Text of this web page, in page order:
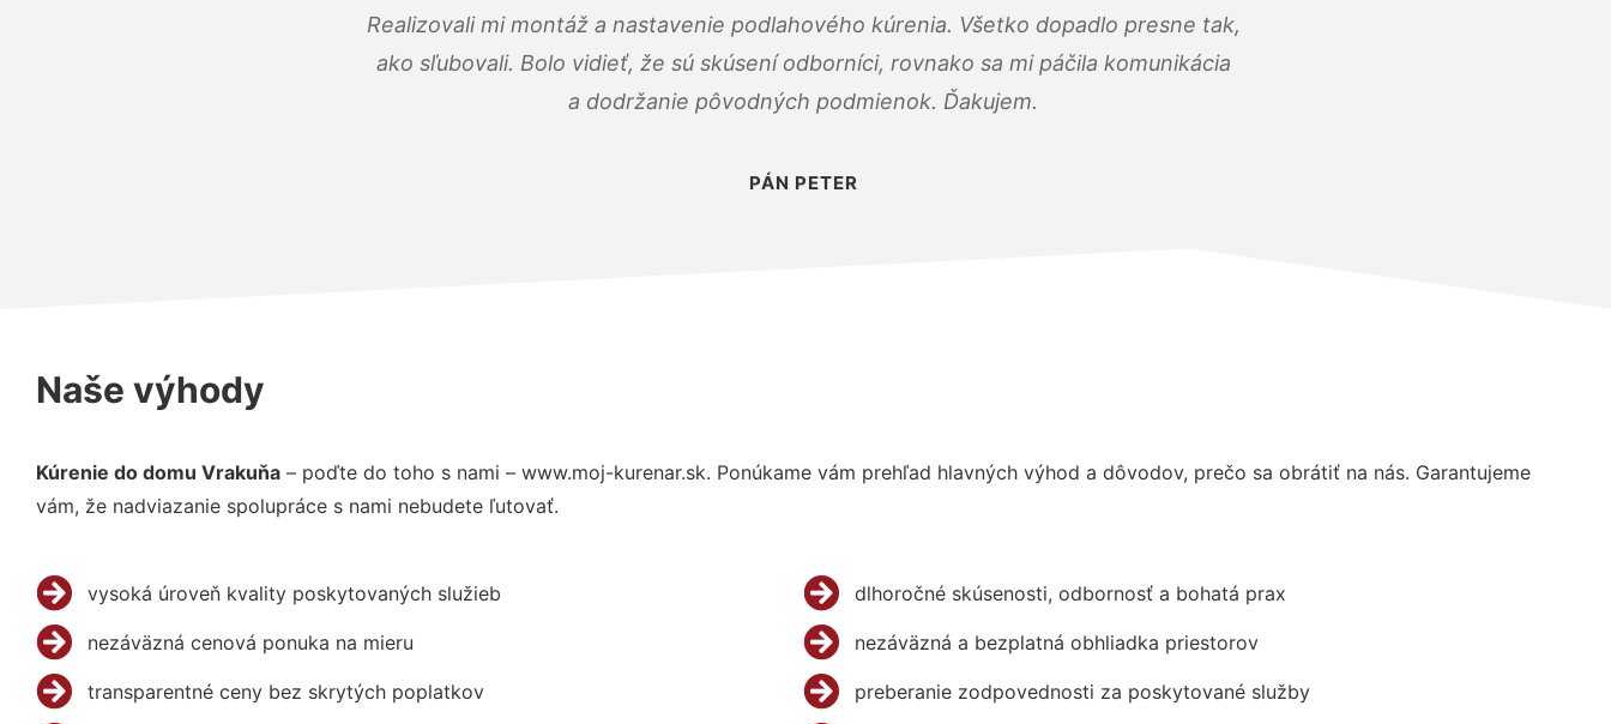
Realizovali mi montáž a nastavenie podlahového kúrenia. Všetko dopadlo presne tak,
ako sľubovali. Bolo vidieť, že sú skúsení odborníci, rovnako sa mi páčila komunikácia
a dodržanie pôvodných podmienok. Ďakujem.
PÁN PETER
Naše výhody
Kúrenie do domu Vrakuňa – poďte do toho s nami – www.moj-kurenar.sk. Ponúkame vám prehľad hlavných výhod a dôvodov, prečo sa obrátiť na nás. Garantujeme
vám, že nadviazanie spolupráce s nami nebudete ľutovať.
vysoká úroveň kvality poskytovaných služieb
nezáväzná cenová ponuka na mieru
transparentné ceny bez skrytých poplatkov
dlhoročné skúsenosti, odbornosť a bohatá prax
nezáväzná a bezplatná obhliadka priestorov
preberanie zodpovednosti za poskytované služby